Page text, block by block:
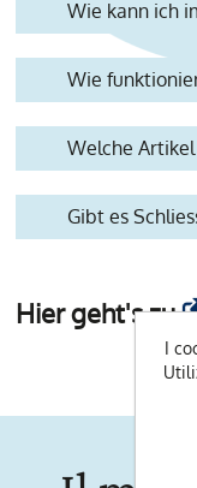
Wie kann ich
Wie
Welche
Gibt es
Hier geht's zu
I